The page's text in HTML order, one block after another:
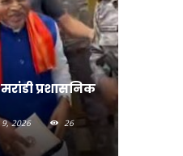
प्रशासनिक
2026
26